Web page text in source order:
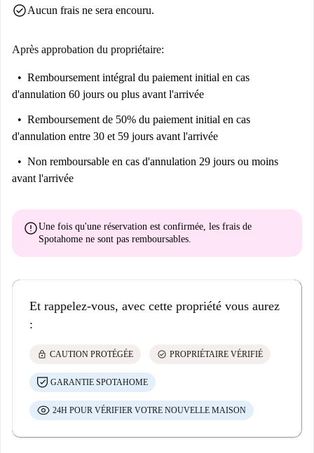
check_circleAucun frais ne sera encouru.
Après approbation du propriétaire:
Remboursement intégral du paiement initial en cas
d'annulation 60 jours ou plus avant l'arrivée
Remboursement de 50% du paiement initial en cas
d'annulation entre 30 et 59 jours avant l'arrivée
Non remboursable en cas d'annulation 29 jours ou moins
avant l'arrivée
errorUne fois qu'une réservation est confirmée, les frais de
Spotahome ne sont pas remboursables.
Et rappelez-vous, avec cette propriété vous aurez
:
lock CAUTION PROTÉGÉE check_circle PROPRIÉTAIRE VÉRIFIÉ
GARANTIE SPOTAHOME
24H POUR VÉRIFIER VOTRE NOUVELLE MAISON